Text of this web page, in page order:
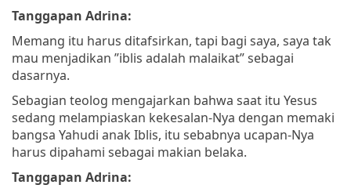
Tanggapan Adrina:
Memang itu harus ditafsirkan, tapi bagi saya, saya tak
mau menjadikan ”iblis adalah malaikat” sebagai
dasarnya.
Sebagian teolog mengajarkan bahwa saat itu Yesus
sedang melampiaskan kekesalan-Nya dengan memaki
bangsa Yahudi anak Iblis, itu sebabnya ucapan-Nya
harus dipahami sebagai makian belaka.
Tanggapan Adrina: